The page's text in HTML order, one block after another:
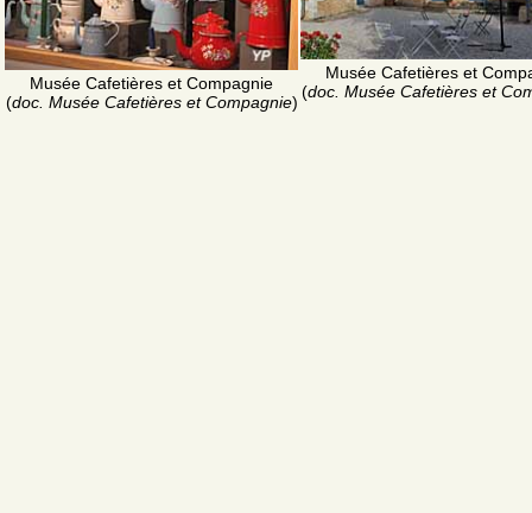
Musée Cafetières et Compagnie
(doc. Musée Cafetières et Compagnie)
Musée Cafetières et
(doc. Musée Cafetières et